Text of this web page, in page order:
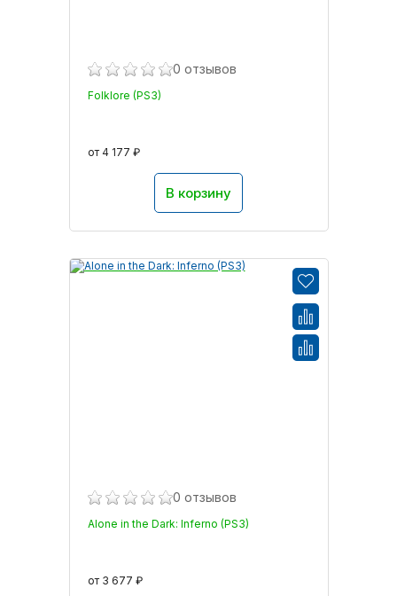
0 отзывов
Folklore (PS3)
от 4 177 ₽
В корзину
0 отзывов
Alone in the Dark: Inferno (PS3)
от 3 677 ₽